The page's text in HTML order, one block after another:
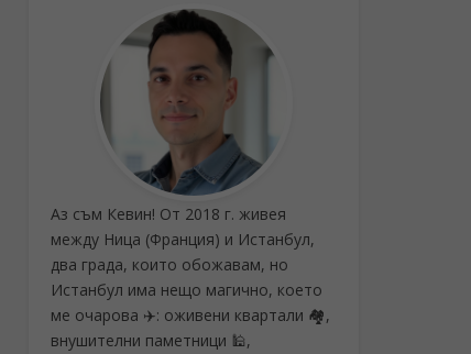
Аз съм Кевин! От 2018 г. живея
между Ница (Франция) и Истанбул,
два града, които обожавам, но
Истанбул има нещо магично, което
ме очарова ✈️: оживени квартали 🏘️,
внушителни паметници 🕌,